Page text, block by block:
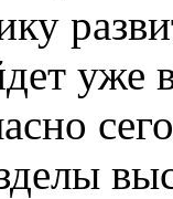
уже